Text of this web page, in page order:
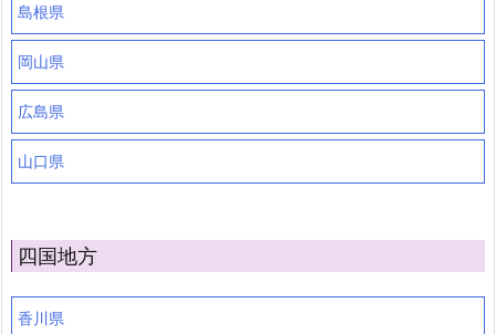
島根県
岡山県
広島県
山口県
四国地方
香川県